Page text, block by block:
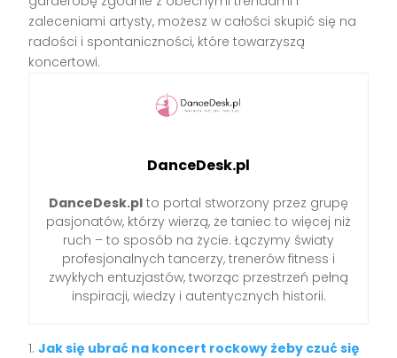
zaleceniami artysty, możesz w całości skupić się na
radości i spontaniczności, które towarzyszą
koncertowi.
DanceDesk.pl
DanceDesk.pl to portal stworzony przez grupę
pasjonatów, którzy wierzą, że taniec to więcej niż
ruch – to sposób na życie. Łączymy światy
profesjonalnych tancerzy, trenerów fitness i
zwykłych entuzjastów, tworząc przestrzeń pełną
inspiracji, wiedzy i autentycznych historii.
Jak się ubrać na koncert rockowy żeby czuć się